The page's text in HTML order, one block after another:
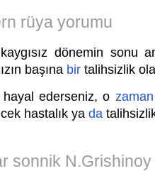
rüya yorumu
dönemin sonu
başına bir talihsizlik
ederseniz, o zaman
hastalık ya da
sonnik N.Grishinoy